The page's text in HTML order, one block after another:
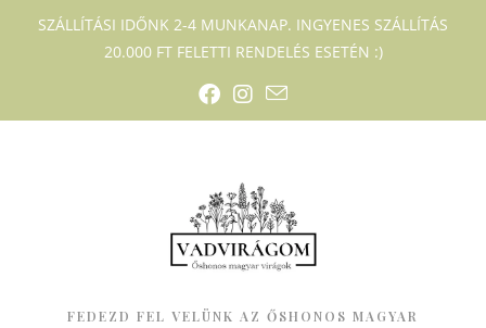
SZÁLLÍTÁSI IDŐNK 2-4 MUNKANAP. INGYENES SZÁLLÍTÁS
20.000 FT FELETTI RENDELÉS ESETÉN :)
FEDEZD FEL VELÜNK AZ ŐSHONOS MAGYAR